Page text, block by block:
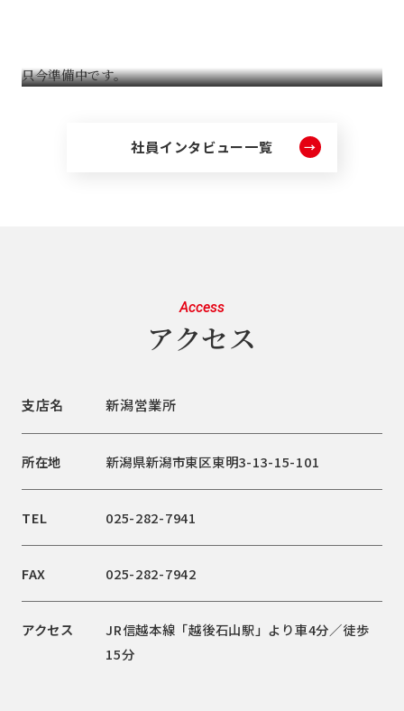
只今準備中です。
社員インタビュー一覧 →
Access
アクセス
支店名 新潟営業所
所在地 新潟県新潟市東区東明3-13-15-101
TEL 025-282-7941
FAX 025-282-7942
アクセス
JR信越本線「越後石山駅」より車4分／徒歩
15分